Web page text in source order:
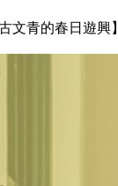
文青的春日遊興